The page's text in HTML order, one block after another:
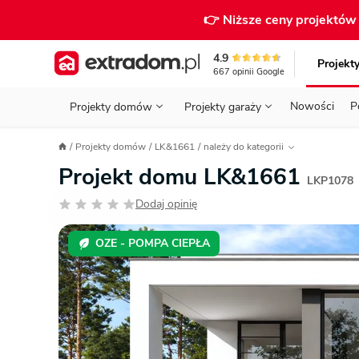
👉 Niższe ceny projektów
4.9
667 opinii Google
Projekty domów Projekty garaży Nowości
Projekty domów Projekty garaży
Parterowe Piętrowe
KONDYGNACJE
POWIERZCHNIA
GARAŻ
DACH
KONSTRUKCJA
STYL
ZABUDOWA
STANOWISKA
TYP
Zobacz wszystkie kategorie
PRZED BUDOWĄ - ETAP 1
Działka
WYBIERAM PROJEKT - ETAP 2
BUDUJĘ DOM - ETAP 3
URZĄDZAM DOM - ETAP 4
PRZEPISY I FORMALNOŚCI
FINANSE I KOSZTY
OZE
Projekty domów LK&1661 należy do kategorii
Projekt domu LK&1661 LKP1078
Dodaj opinię
OZE - POMPA CIEPŁA